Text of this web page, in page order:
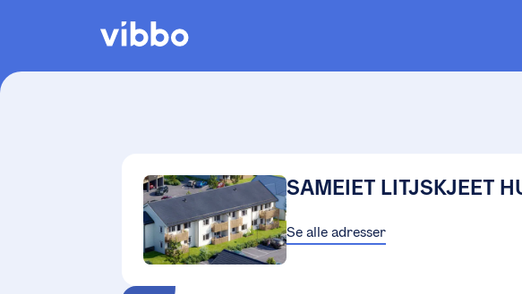
SAMEIET LITJSKJEET
Se alle adresser